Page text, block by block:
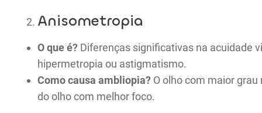
Anisometropia
O que é? Diferenças significativas na acuidade
hipermetropia ou astigmatismo.
Como causa ambliopia? O olho com maior
do olho com melhor foco.